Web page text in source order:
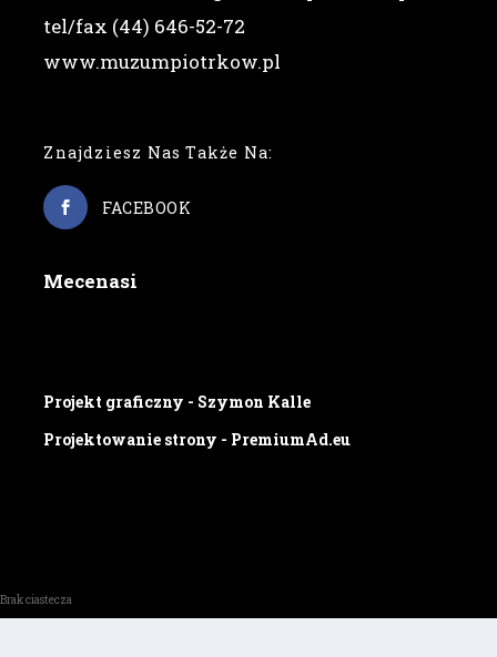
tel/fax (44) 646-52-72
www.muzumpiotrkow.pl
Znajdziesz Nas Także Na:
FACEBOOK
Mecenasi
Projekt graficzny - Szymon Kalle
Projektowanie strony - PremiumAd.eu
Brak ciastecza